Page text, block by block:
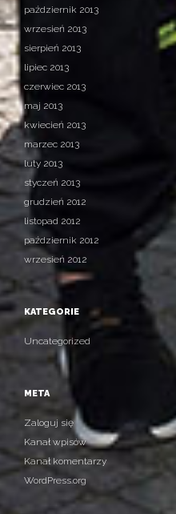
październik 2013
wrzesień 2013
sierpień 2013
lipiec 2013
czerwiec 2013
maj 2013
kwiecień 2013
marzec 2013
luty 2013
styczeń 2013
grudzień 2012
listopad 2012
październik 2012
wrzesień 2012
KATEGORIE
Uncategorized
META
Zaloguj się
Kanał wpisów
Kanał komentarzy
WordPress.org